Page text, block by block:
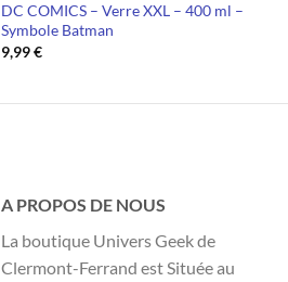
DC COMICS – Verre XXL – 400 ml –
Symbole Batman
9,99€
A PROPOS DE NOUS
La boutique Univers Geek de
Clermont-Ferrand est Située au